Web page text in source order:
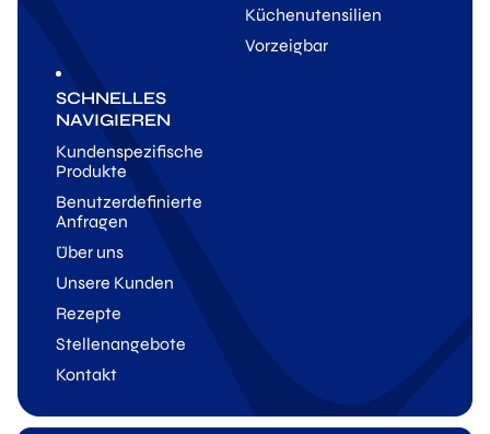
Küchenutensilien
Vorzeigbar
SCHNELLES
NAVIGIEREN
Kundenspezifische
Produkte
Benutzerdefinierte
Anfragen
Über uns
Unsere Kunden
Rezepte
Stellenangebote
Kontakt